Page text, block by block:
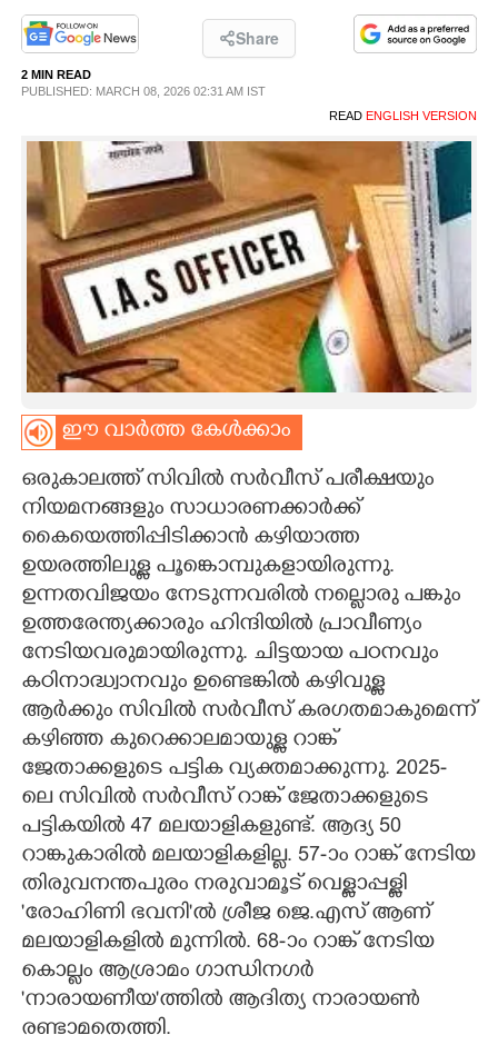
OPINION
PHOTOS
LIFESTYLE
SPIRITUAL
INFO+
ART
ASTRO
CARTOONS
LITERATURE
ZOOM
CONTACT US
Share
2 MIN READ
PUBLISHED: MARCH 08, 2026 02:31 AM IST
READ ENGLISH VERSION
ഈ വാർത്ത കേൾക്കാം
ഒരുകാലത്ത് സിവിൽ സർവീസ് പരീക്ഷയും
നിയമനങ്ങളും സാധാരണക്കാർക്ക്
കൈയെത്തിപ്പിടിക്കാൻ കഴിയാത്ത
ഉയരത്തിലുള്ള പൂങ്കൊമ്പുകളായിരുന്നു.
ഉന്നതവിജയം നേടുന്നവരിൽ നല്ലൊരു പങ്കും
ഉത്തരേന്ത്യക്കാരും ഹിന്ദിയിൽ പ്രാവീണ്യം
നേടിയവരുമായിരുന്നു. ചിട്ടയായ പഠനവും
കഠിനാദ്ധ്വാനവും ഉണ്ടെങ്കിൽ കഴിവുള്ള
ആർക്കും സിവിൽ സർവീസ് കരഗതമാകുമെന്ന്
കഴിഞ്ഞ കുറെക്കാലമായുള്ള റാങ്ക്
ജേതാക്കളുടെ പട്ടിക വ്യക്തമാക്കുന്നു. 2025-
ലെ സിവിൽ സർവീസ് റാങ്ക് ജേതാക്കളുടെ
പട്ടികയിൽ 47 മലയാളികളുണ്ട്. ആദ്യ 50
റാങ്കുകാരിൽ മലയാളികളില്ല. 57-ാം റാങ്ക് നേടിയ
തിരുവനന്തപുരം നരുവാമൂട് വെള്ളാപ്പള്ളി
'രോഹിണി ഭവനി"ൽ ശ്രീജ ജെ.എസ് ആണ്
മലയാളികളിൽ മുന്നിൽ. 68-ാം റാങ്ക് നേടിയ
കൊല്ലം ആശ്രാമം ഗാന്ധിനഗർ
'നാരായണീയ"ത്തിൽ ആദിത്യ നാരായൺ
രണ്ടാമതെത്തി.